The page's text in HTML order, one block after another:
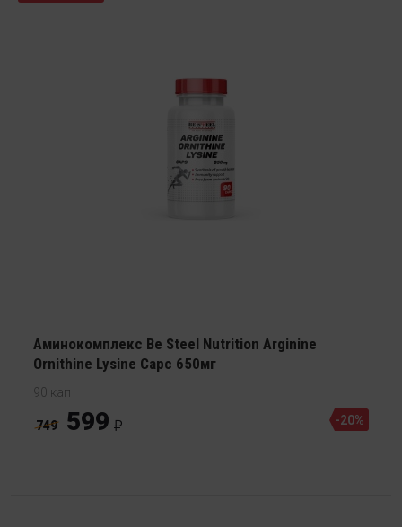
Аминокомплекс Be Steel Nutrition Arginine
Ornithine Lysine Capc 650мг
90 кап
749 599 -20%